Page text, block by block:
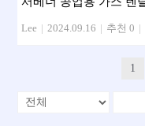
Lee | 2024.09.16 | 추천 0 |
1